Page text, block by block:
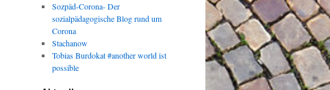
Sozpäd-Corona- Der
sozialpädagogische Blog rund um
Corona
Stachanow
Tobias Burdokat #another world ist
possible